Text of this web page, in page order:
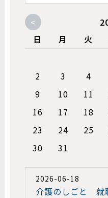
<
日
月 火
2
3 4
9
10 11
16
17 18
23
24 25
30
31
2026-06-18
介護のしごと 就